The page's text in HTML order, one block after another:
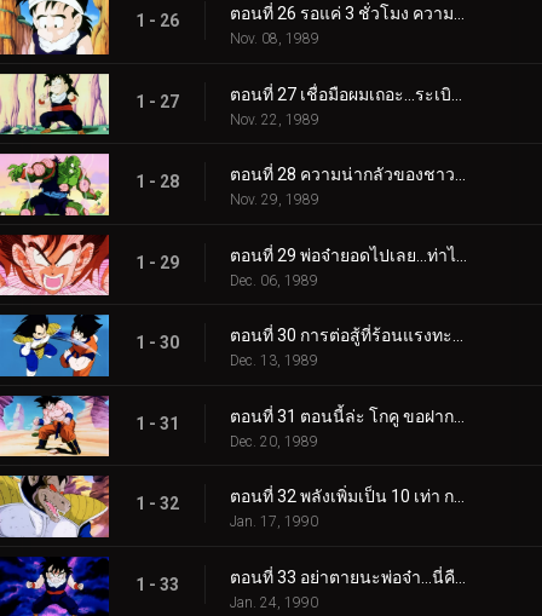
1 - 26
Nov. 08, 1989
1 - 27
Nov. 22, 1989
1 - 28
Nov. 29, 1989
1 - 29
Dec. 06, 1989
1 - 30 ตอนที่ 30 การต่อสู้ที่ร้อนแรงทะลุลิมิต โกคู VS เบจิต้า
Dec. 13, 1989
1 - 31
Dec. 20, 1989
1 - 32 ตอนที่ 32 พลังเพิ่มเป็น 10 เท่า การแปลงร่างของเบจิต้า
Jan. 17, 1990
1 - 33
Jan. 24, 1990